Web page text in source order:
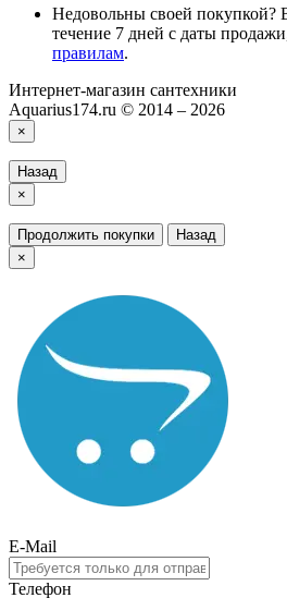
Недовольны своей покупкой?
течение 7 дней с даты
правилам.
Интернет-магазин сантехники
Aquarius174.ru © 2014 – 2026
×
Назад
×
Продолжить покупки
Назад
×
E-Mail
Телефон